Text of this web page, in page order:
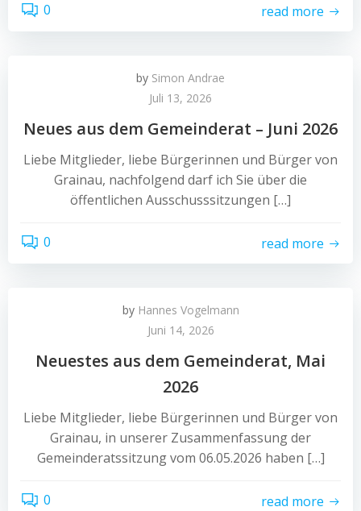
0 read more
by Simon Andrae
Juli 13, 2026
Neues aus dem Gemeinderat – Juni 2026
Liebe Mitglieder, liebe Bürgerinnen und Bürger von
Grainau, nachfolgend darf ich Sie über die
öffentlichen Ausschusssitzungen […]
0 read more
by Hannes Vogelmann
Juni 14, 2026
Neuestes aus dem Gemeinderat, Mai
2026
Liebe Mitglieder, liebe Bürgerinnen und Bürger von
Grainau, in unserer Zusammenfassung der
Gemeinderatssitzung vom 06.05.2026 haben […]
0 read more